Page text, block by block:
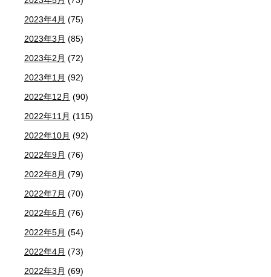
2023年4月 (75)
2023年3月 (85)
2023年2月 (72)
2023年1月 (92)
2022年12月 (90)
2022年11月 (115)
2022年10月 (92)
2022年9月 (76)
2022年8月 (79)
2022年7月 (70)
2022年6月 (76)
2022年5月 (54)
2022年4月 (73)
2022年3月 (69)